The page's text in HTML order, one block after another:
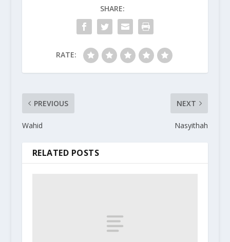
SHARE:
RATE:
PREVIOUS
Wahid
NEXT
Nasyithah
RELATED POSTS